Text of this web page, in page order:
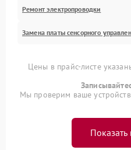
Ремонт электропроводки
Замена платы сенсорного
Цены в прайс-листе
Мы проверим ваше
Показать